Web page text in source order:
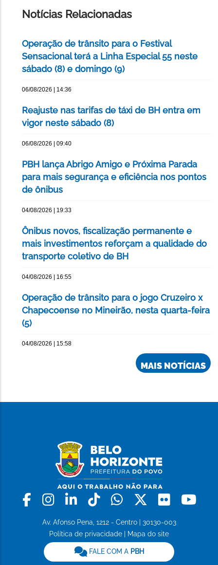
Notícias Relacionadas
Operação de trânsito para o Festival
Sensacional terá a Linha Especial 55 neste
sábado (8) e domingo (9)
06/08/2026 | 14:36
Reajuste nas tarifas de táxi de BH entra em
vigor neste sábado (8)
06/08/2026 | 09:40
PBH lança Abrigo Amigo e Próxima Parada
para mais segurança e eficiência nos pontos
de ônibus
04/08/2026 | 19:33
Ônibus novos, fiscalização permanente e
mais investimentos reforçam a qualidade do
transporte coletivo de BH
04/08/2026 | 16:55
Operação de trânsito para o jogo Cruzeiro x
Chapecoense no Mineirão, nesta quarta-feira
(5)
04/08/2026 | 15:58
MAIS NOTÍCIAS
Facebook
Instagram
LinkedinTiktokWhatsapp
X Flickr
Av. Afonso Pena, 1212 - Centro | 30130-003
Política de privacidade
Mapa do site
FALE COM A PBH